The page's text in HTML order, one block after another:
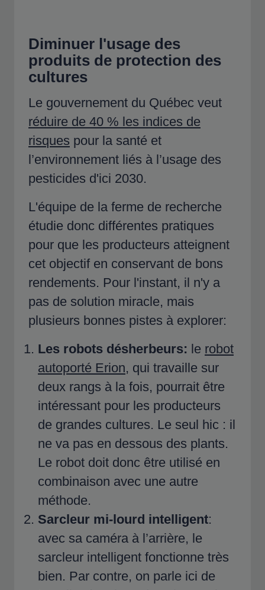
Diminuer l'usage des
produits de protection des
cultures
Le gouvernement du Québec veut
réduire de 40 % les indices de
risques pour la santé et
l’environnement liés à l’usage des
pesticides d'ici 2030.
L'équipe de la ferme de recherche
étudie donc différentes pratiques
pour que les producteurs atteignent
cet objectif en conservant de bons
rendements. Pour l'instant, il n'y a
pas de solution miracle, mais
plusieurs bonnes pistes à explorer:
Les robots désherbeurs: le robot
autoporté Erion, qui travaille sur
deux rangs à la fois, pourrait être
intéressant pour les producteurs
de grandes cultures. Le seul hic : il
ne va pas en dessous des plants.
Le robot doit donc être utilisé en
combinaison avec une autre
méthode.
Sarcleur mi-lourd intelligent:
avec sa caméra à l’arrière, le
sarcleur intelligent fonctionne très
bien. Par contre, on parle ici de